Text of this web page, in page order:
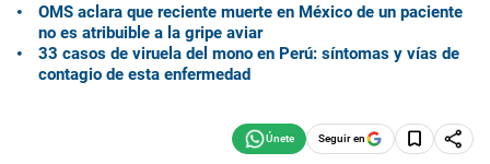
OMS aclara que reciente muerte en México de un paciente
no es atribuible a la gripe aviar
33 casos de viruela del mono en Perú: síntomas y vías de
contagio de esta enfermedad
Seguir en